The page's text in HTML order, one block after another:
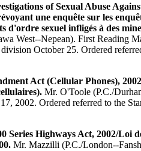
of Sexual Abuse
une enquête sur les
d'ordre sexuel infligés à des
West--Nepean). First Reading
October 25. Ordered
Act (Cellular Phones),
Mr. O'Toole (P.C./
2002. Ordered referred to the
Series Highways Act, 2002/Loi
Mr. Mazzilli (P.C./London--